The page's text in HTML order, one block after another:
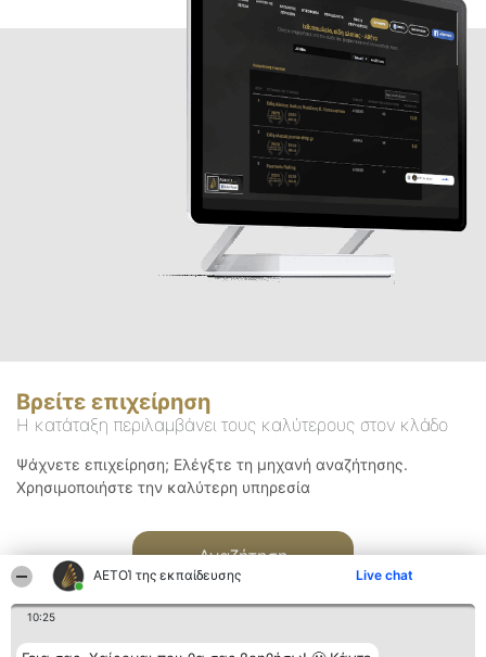
ΑΕΤΟΊ της εκπαίδευσης Live chat
10:25
Βρείτε επιχείρηση
Η κατάταξη περιλαμβάνει τους καλύτερους στον κλάδο
Ψάχνετε επιχείρηση; Ελέγξτε τη μηχανή αναζήτησης.
Χρησιμοποιήστε την καλύτερη υπηρεσία
Αναζήτηση